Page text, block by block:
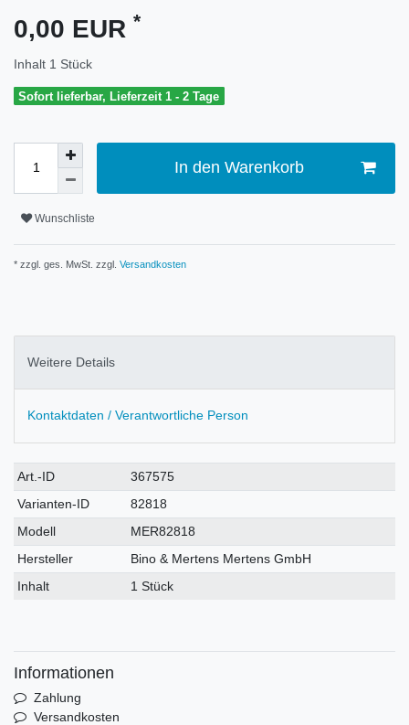
0,00 EUR *
Inhalt 1 Stück
Sofort lieferbar, Lieferzeit 1 - 2 Tage
In den Warenkorb
Wunschliste
* zzgl. ges. MwSt. zzgl. Versandkosten
Weitere Details
Kontaktdaten / Verantwortliche Person
Technisches
Merkmal
Wert
Art.-ID
367575
Varianten-ID
82818
Modell
MER82818
Hersteller
Bino & Mertens Mertens GmbH
Inhalt
1 Stück
Informationen
Zahlung
Versandkosten